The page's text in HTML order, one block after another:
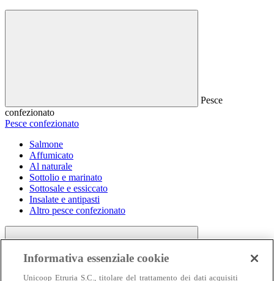
Pesce
confezionato
Pesce confezionato
Salmone
Affumicato
Al naturale
Sottolio e marinato
Sottosale e essiccato
Insalate e antipasti
Altro pesce confezionato
Informativa essenziale cookie
Unicoop Etruria S.C., titolare del trattamento dei dati acquisiti